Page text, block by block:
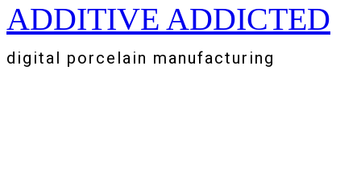
Zum
Inhalt
springen
ADDITIVE ADDICTED
digital porcelain manufacturing